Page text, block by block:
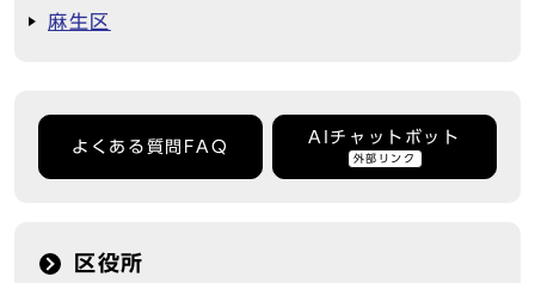
麻生区
よくある質問FAQ
AIチャットボット
外部リンク
区役所